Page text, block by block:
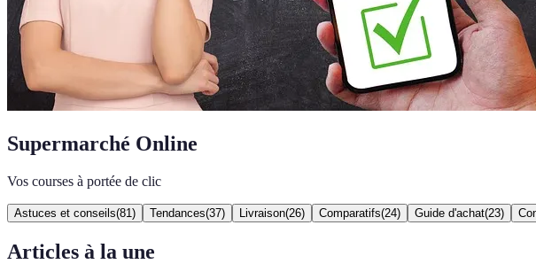
Supermarché Online
Vos courses à portée de clic
Astuces et conseils(81 ) Tendances(37) Livraison(26) Comparatifs(24) Guide d'achat(23)
Articles à la une